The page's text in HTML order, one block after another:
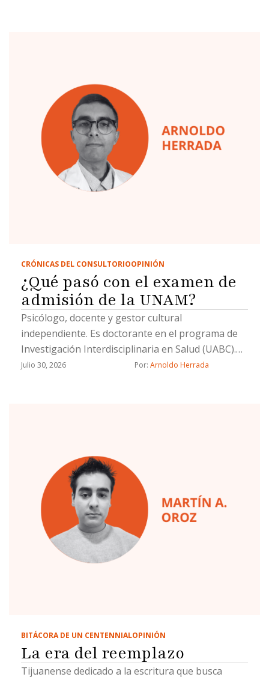
CRÓNICAS DEL CONSULTORIOOPINIÓN
¿Qué pasó con el examen de
admisión de la UNAM?
Psicólogo, docente y gestor cultural
independiente. Es doctorante en el programa de
Investigación Interdisciplinaria en Salud (UABC).
Su línea de investigación es la salud pública
Julio 30, 2026 Por: Arnoldo Herrada
BITÁCORA DE UN CENTENNIALOPINIÓN
La era del reemplazo
Tijuanense dedicado a la escritura que busca